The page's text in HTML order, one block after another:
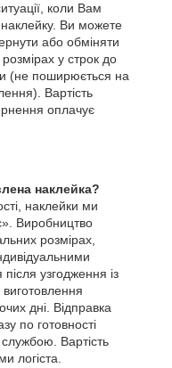
коли Вам
Ви можете
або обміняти
у строк до
(не поширюється на
Вартість
оплачує
наклейка?
наклейки ми
Виробництво
розмірах,
після узгодження із
дні. Відправка
по готовності
Вартість
логіста.